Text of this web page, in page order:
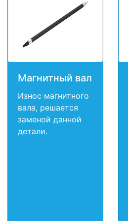
Магнитный вал
Износ магнитного
вала, решается
заменой данной
детали.